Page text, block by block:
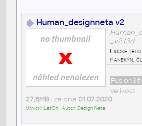
Human_designneta v2
_v2.f3d
Lidské
manekýn,
Velikost
27,8MB• ze dne 01.07.2020
Umístil: LatCh• Autor: Design Neta